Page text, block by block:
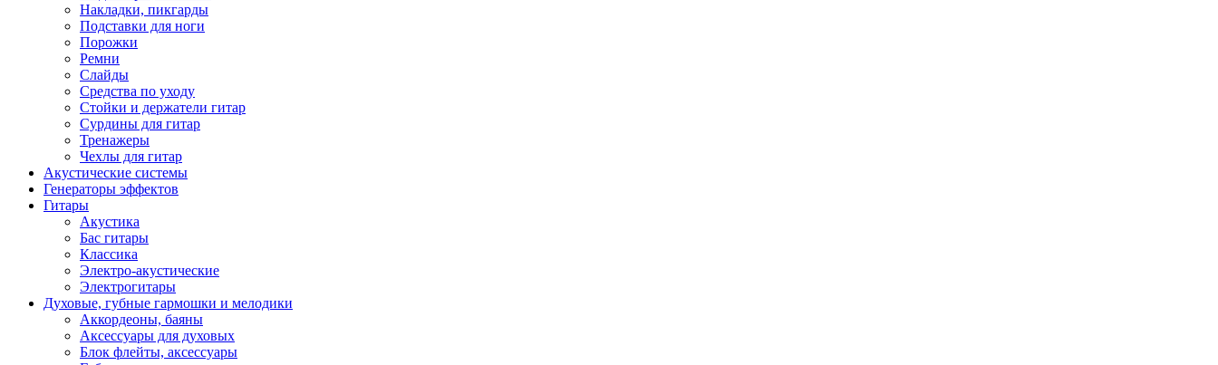
Накладки, пикгарды
Подставки для ноги
Порожки
Ремни
Слайды
Средства по уходу
Стойки и держатели гитар
Сурдины для гитар
Тренажеры
Чехлы для гитар
Акустические системы
Генераторы эффектов
Гитары
Акустика
Бас гитары
Классика
Электро-акустические
Электрогитары
Духовые, губные гармошки и мелодики
Аккордеоны, баяны
Аксессуары для духовых
Блок флейты, аксессуары